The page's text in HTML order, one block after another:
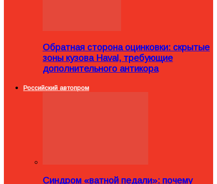
Обратная сторона оцинковки: скрытые
зоны кузова Haval, требующие
дополнительного антикора
Российский автопром
Синдром «ватной педали»: почему